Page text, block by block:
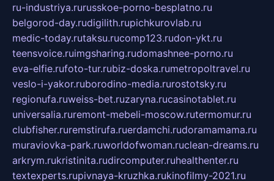
ru-industriya.rurusskoe-porno-besplatno.ru
belgorod-day.rudigilith.rupichkurovlab.ru
medic-today.rutaksu.rucomp123.rudon-ykt.ru
teensvoice.ruimgsharing.rudomashnee-porno.ru
eva-elfie.rufoto-tur.rubiz-doska.rumetropoltravel.ru
veslo-i-yakor.ruborodino-media.rurostotsky.ru
regionufa.ruweiss-bet.ruzaryna.rucasinotablet.ru
universalia.ruremont-mebeli-moscow.rutermomur.ru
clubfisher.ruremstirufa.ruerdamchi.rudoramamama.ru
muraviovka-park.ruworldofwoman.ruclean-dreams.ru
arkrym.rukristinita.rudircomputer.ruhealthenter.ru
textexperts.rupivnaya-kruzhka.rukinofilmy-2021.ru